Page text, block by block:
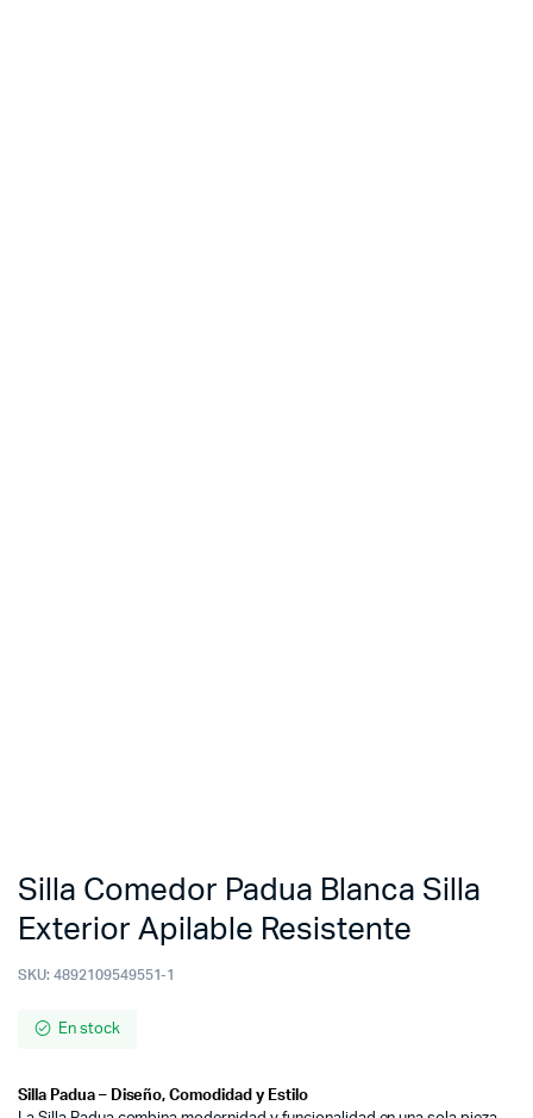
Silla Comedor Padua Blanca Silla
Exterior Apilable Resistente
SKU: 4892109549551-1
En stock
Silla Padua – Diseño, Comodidad y Estilo